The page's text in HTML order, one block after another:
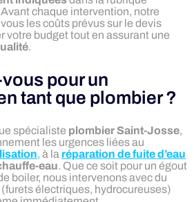
chaque intervention, notre
les coûts prévus sur le devis
votre budget tout en assurant une
.
pour un
tant que plombier ?
spécialiste plombier Saint-Josse,
les urgences liées au
, à la réparation de fuite d’eau
eau. Que ce soit pour un égout
boiler, nous intervenons avec du
électriques, hydrocureuses)